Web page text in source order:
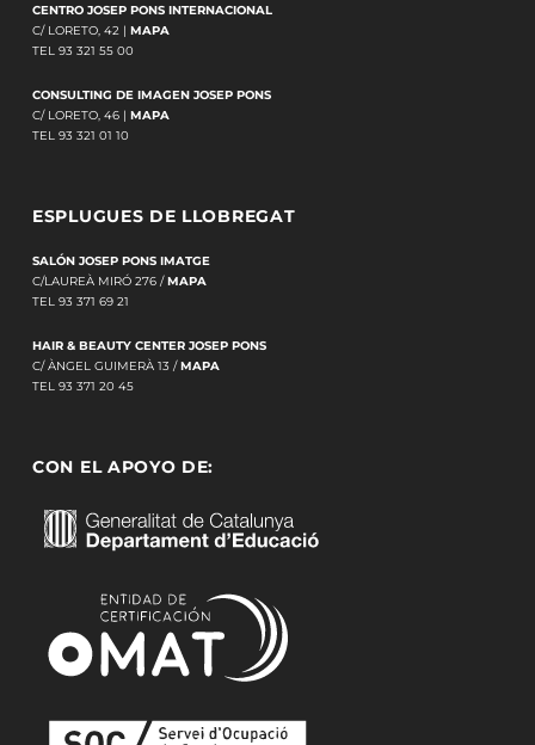
CENTRO JOSEP PONS INTERNACIONAL
C/ LORETO, 42 | MAPA
TEL 93 321 55 00
CONSULTING DE IMAGEN JOSEP PONS
C/ LORETO, 46 | MAPA
TEL 93 321 01 10
ESPLUGUES DE LLOBREGAT
SALÓN JOSEP PONS IMATGE
C/LAUREÀ MIRÓ 276 /MAPA
TEL 93 371 69 21
HAIR & BEAUTY CENTER JOSEP PONS
C/ ÀNGEL GUIMERÀ 13 /MAPA
TEL 93 371 20 45
CON EL APOYO DE: